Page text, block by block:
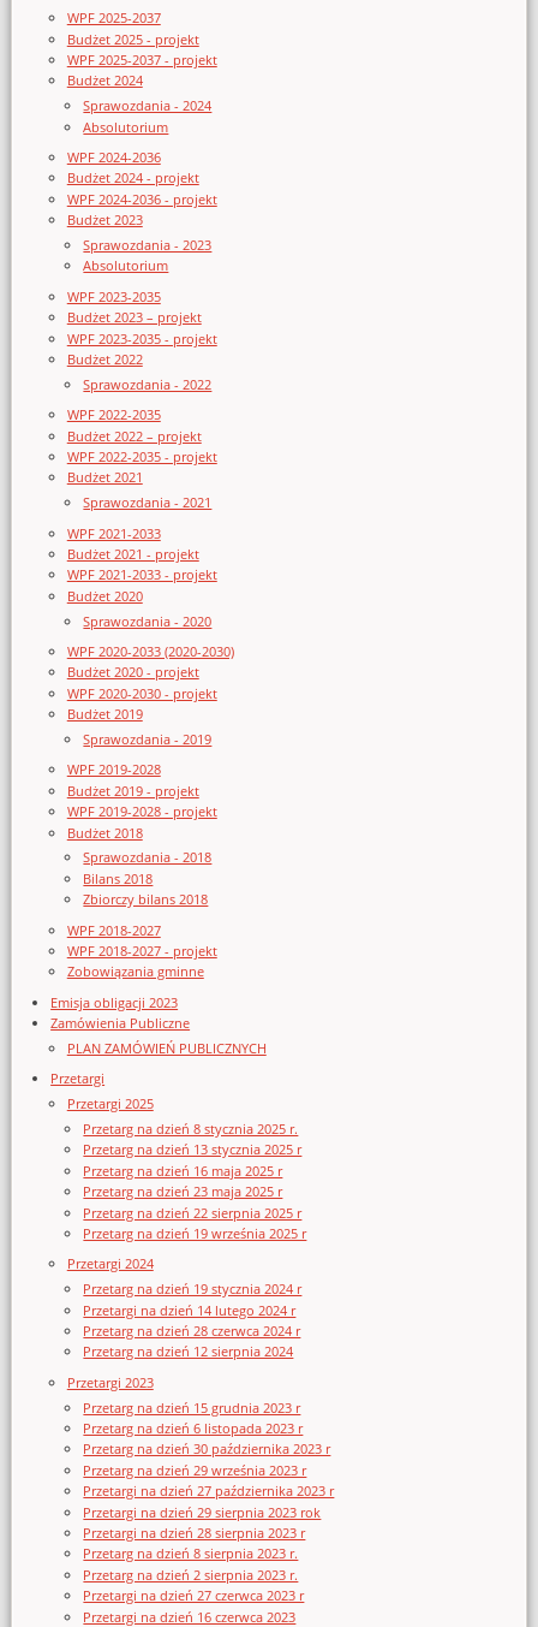
WPF 2025-2037
Budżet 2025 - projekt
WPF 2025-2037 - projekt
Budżet 2024
Sprawozdania - 2024
Absolutorium
WPF 2024-2036
Budżet 2024 - projekt
WPF 2024-2036 - projekt
Budżet 2023
Sprawozdania - 2023
Absolutorium
WPF 2023-2035
Budżet 2023 – projekt
WPF 2023-2035 - projekt
Budżet 2022
Sprawozdania - 2022
WPF 2022-2035
Budżet 2022 – projekt
WPF 2022-2035 - projekt
Budżet 2021
Sprawozdania - 2021
WPF 2021-2033
Budżet 2021 - projekt
WPF 2021-2033 - projekt
Budżet 2020
Sprawozdania - 2020
WPF 2020-2033 (2020-2030)
Budżet 2020 - projekt
WPF 2020-2030 - projekt
Budżet 2019
Sprawozdania - 2019
WPF 2019-2028
Budżet 2019 - projekt
WPF 2019-2028 - projekt
Budżet 2018
Sprawozdania - 2018
Bilans 2018
Zbiorczy bilans 2018
WPF 2018-2027
WPF 2018-2027 - projekt
Zobowiązania gminne
Emisja obligacji 2023
Zamówienia Publiczne
PLAN ZAMÓWIEŃ PUBLICZNYCH
Przetargi
Przetargi 2025
Przetarg na dzień 8 stycznia 2025 r.
Przetarg na dzień 13 stycznia 2025 r
Przetarg na dzień 16 maja 2025 r
Przetarg na dzień 23 maja 2025 r
Przetarg na dzień 22 sierpnia 2025 r
Przetarg na dzień 19 września 2025 r
Przetargi 2024
Przetarg na dzień 19 stycznia 2024 r
Przetargi na dzień 14 lutego 2024 r
Przetarg na dzień 28 czerwca 2024 r
Przetarg na dzień 12 sierpnia 2024
Przetargi 2023
Przetarg na dzień 15 grudnia 2023 r
Przetarg na dzień 6 listopada 2023 r
Przetarg na dzień 30 października 2023 r
Przetarg na dzień 29 września 2023 r
Przetargi na dzień 27 października 2023 r
Przetargi na dzień 29 sierpnia 2023 rok
Przetargi na dzień 28 sierpnia 2023 r
Przetarg na dzień 8 sierpnia 2023 r.
Przetarg na dzień 2 sierpnia 2023 r.
Przetargi na dzień 27 czerwca 2023 r
Przetargi na dzień 16 czerwca 2023